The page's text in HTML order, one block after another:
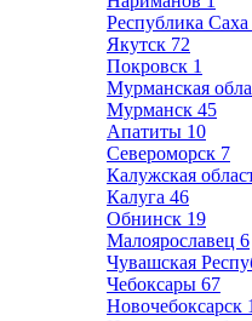
Республика
Якутск 72
Покровск 1
Мурманская
Мурманск 45
Апатиты 10
Североморск 7
Калужская
Калуга 46
Обнинск 19
Малоярославец 6
Чувашская
Чебоксары 67
Новочебоксарск